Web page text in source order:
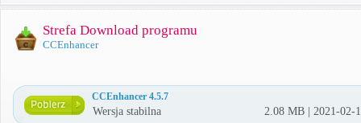
Strefa Download programu
CCEnhancer
CCEnhancer 4.5.7
Wersja stabilna 2.08 MB | 2021-02-